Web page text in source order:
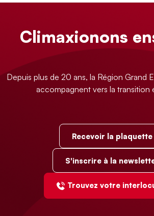
Climaxionons
Depuis plus de 20 ans, la Région Grand
accompagnent vers la transition
Recevoir la plaquette
S'inscrire à la
Trouvez votre